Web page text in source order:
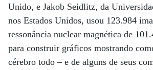
Unido, e Jakob Seidlitz, da
nos Estados Unidos, usou 123.984
ressonância nuclear magnética de
para construir gráficos mostrando
cérebro todo – e de alguns de seus